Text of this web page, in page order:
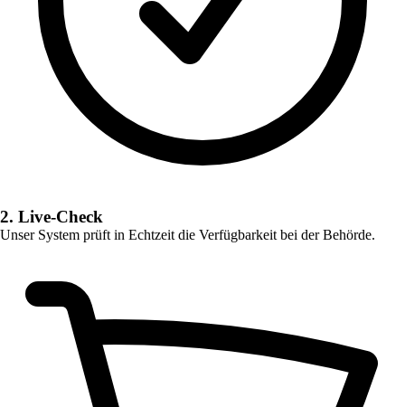
2. Live-Check
Unser System prüft in Echtzeit die Verfügbarkeit bei der Behörde.